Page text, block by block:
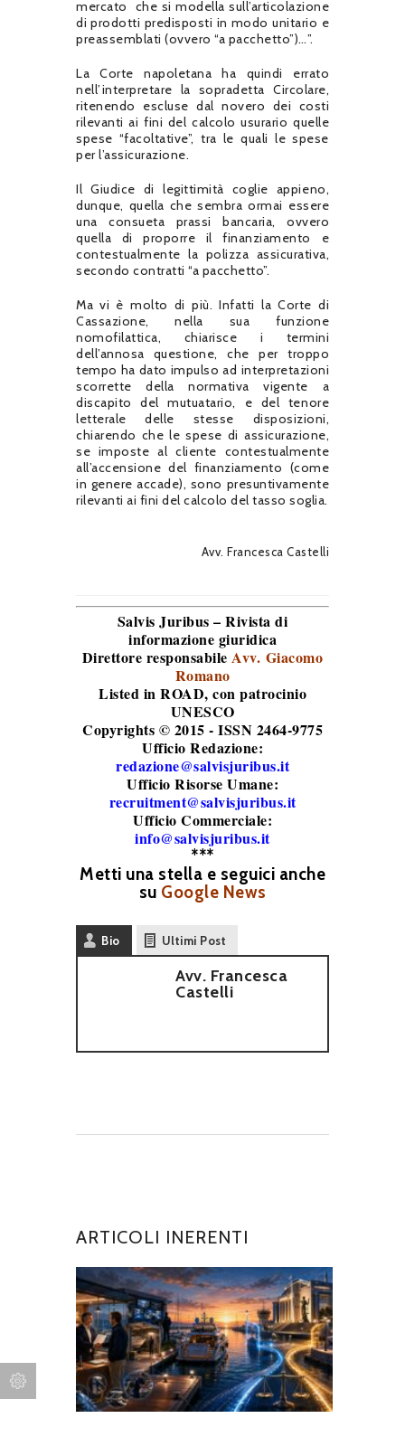
mercato che si modella sull’articolazione
di prodotti predisposti in modo unitario e
preassemblati (ovvero “a pacchetto”)…”.
La Corte napoletana ha quindi errato
nell’interpretare la sopradetta Circolare,
ritenendo escluse dal novero dei costi
rilevanti ai fini del calcolo usurario quelle
spese “facoltative”, tra le quali le spese
per l’assicurazione.
Il Giudice di legittimità coglie appieno,
dunque, quella che sembra ormai essere
una consueta prassi bancaria, ovvero
quella di proporre il finanziamento e
contestualmente la polizza assicurativa,
secondo contratti “a pacchetto”.
Ma vi è molto di più. Infatti la Corte di
Cassazione, nella sua funzione
nomofilattica, chiarisce i termini
dell’annosa questione, che per troppo
tempo ha dato impulso ad interpretazioni
scorrette della normativa vigente a
discapito del mutuatario, e del tenore
letterale delle stesse disposizioni,
chiarendo che le spese di assicurazione,
se imposte al cliente contestualmente
all’accensione del finanziamento (come
in genere accade), sono presuntivamente
rilevanti ai fini del calcolo del tasso soglia.
Avv. Francesca Castelli
Salvis Juribus – Rivista di
informazione giuridica
Direttore responsabileAvv. Giacomo
Romano
Listed in ROAD, con patrocinio
UNESCO
Copyrights © 2015 - ISSN 2464-9775
Ufficio Redazione:
redazione@salvisjuribus.it
Ufficio Risorse Umane:
recruitment@salvisjuribus.it
Ufficio Commerciale:
info@salvisjuribus.it
***
Metti una stella e seguici anche
su Google News
Bio Ultimi Post
Avv. Francesca
Castelli
ARTICOLI INERENTI